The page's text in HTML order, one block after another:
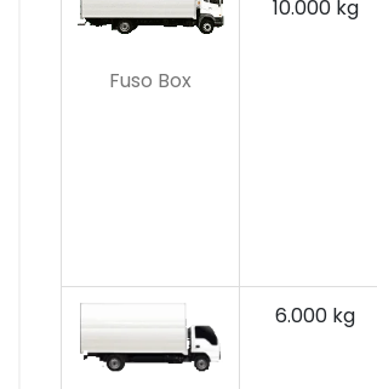
Fuso Box
10.000 kg
6.000 kg